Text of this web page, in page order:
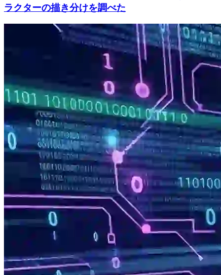
ラクターの描き分けを調べた